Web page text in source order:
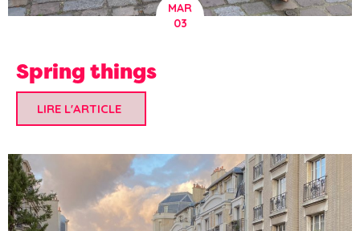
MAR
03
Spring things
LIRE L'ARTICLE